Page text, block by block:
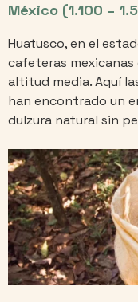
México (1.100 –
Huatusco, en el
cafeteras
altitud media. Aquí
han encontrado un
dulzura natural sin